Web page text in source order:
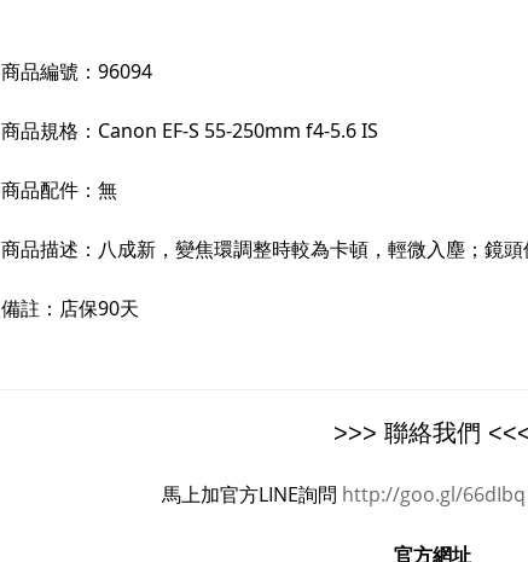
商品編號： 96094
商品規格： Canon EF-S 55-250mm f4-5.6 IS
商品配件： 無
商品描述： 八成新，變焦環調整時較為卡頓，輕微入塵；鏡
備註： 店保90天
>>> 聯絡我們
馬上加官方LINE詢問 http://goo.gl/66dIbq
官方網址